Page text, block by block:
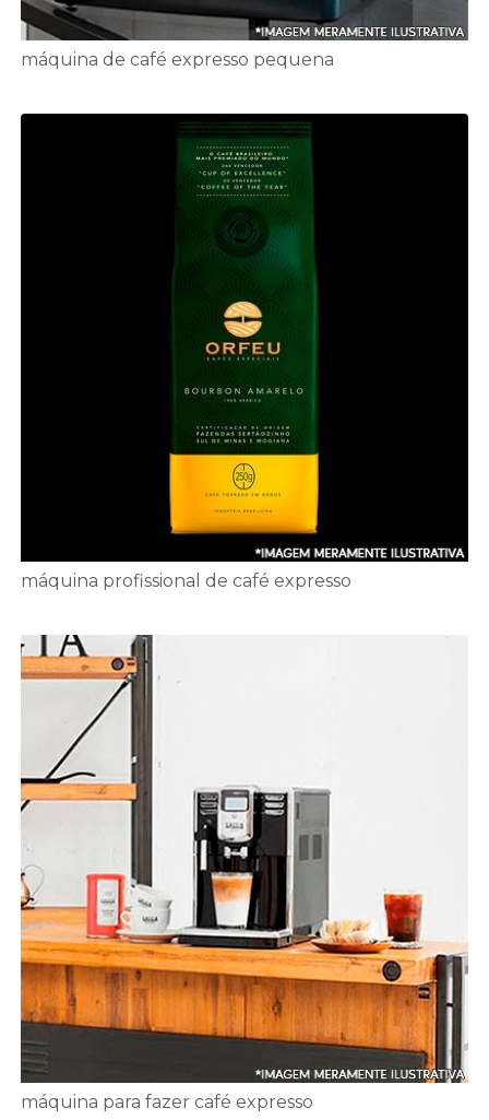
máquina de café expresso pequena
máquina profissional de café expresso
máquina para fazer café expresso